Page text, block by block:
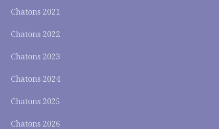
Chatons 2021
Chatons 2022
Chatons 2023
Chatons 2024
Chatons 2025
Chatons 2026